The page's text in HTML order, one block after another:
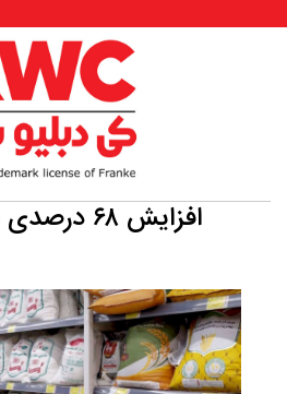
افزایش ۶۸ درصدی قیمت برنج